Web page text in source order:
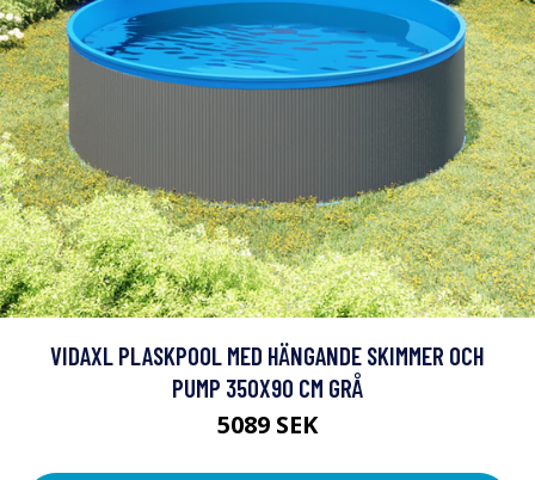
VIDAXL PLASKPOOL MED HÄNGANDE SKIMMER OCH
PUMP 350X90 CM GRÅ
5089 SEK